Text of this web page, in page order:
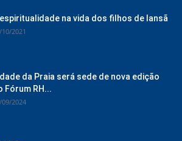
na vida dos filhos de Iansã
10/2021
da Praia será sede de nova edição
Fórum RH...
09/2024